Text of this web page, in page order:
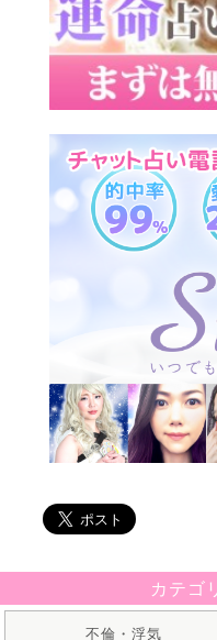
カテゴ
不倫・浮気